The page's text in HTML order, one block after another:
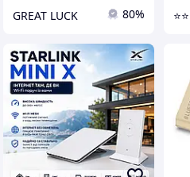
GREAT LUCK 80%